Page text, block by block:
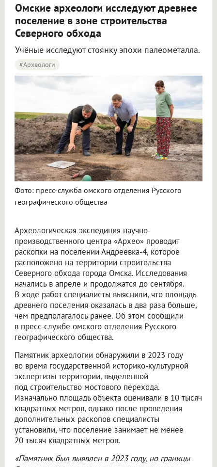
Омские археологи исследуют древнее
поселение в зоне строительства
Северного обхода
Учёные исследуют стоянку эпохи палеометалла.
#археологи
Фото: пресс-служба омского отделения Русского
географического общества
Археологическая экспедиция научно-
производственного центра «Архео» проводит
раскопки на поселении Андреевка-4, которое
расположено на территории строительства
Северного обхода города Омска. Исследования
начались в апреле и продолжатся до сентября.
В ходе работ специалисты выяснили, что площадь
древнего поселения оказалась в два раза больше,
чем предполагалось ранее. Об этом сообщили
в пресс-службе омского отделения Русского
географического общества.
Памятник археологии обнаружили в 2023 году
во время государственной историко-культурной
экспертизы территории, выделенной
под строительство мостового перехода.
Изначально площадь объекта оценивали в 10 тысяч
квадратных метров, однако после проведения
дополнительных раскопов специалисты
установили, что поселение занимает не менее
20 тысяч квадратных метров.
«Памятник был выявлен в 2023 году, но границы